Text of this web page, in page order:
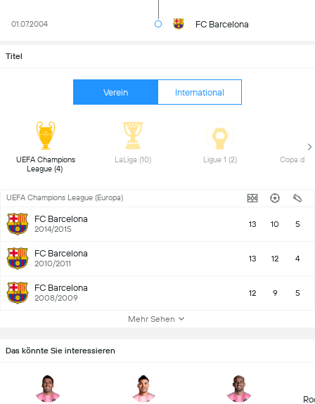
01.07.2004 FC Barcelona
Titel
Verein International
UEFA Champions
League (4)
LaLiga (10) Ligue 1 (2)
UEFA Champions League (Europa)
FC Barcelona
2014/2015 13 10 5
FC Barcelona
2010/2011 13 12 4
FC Barcelona
2008/2009 12 9 5
Mehr Sehen
Das könnte Sie interessieren